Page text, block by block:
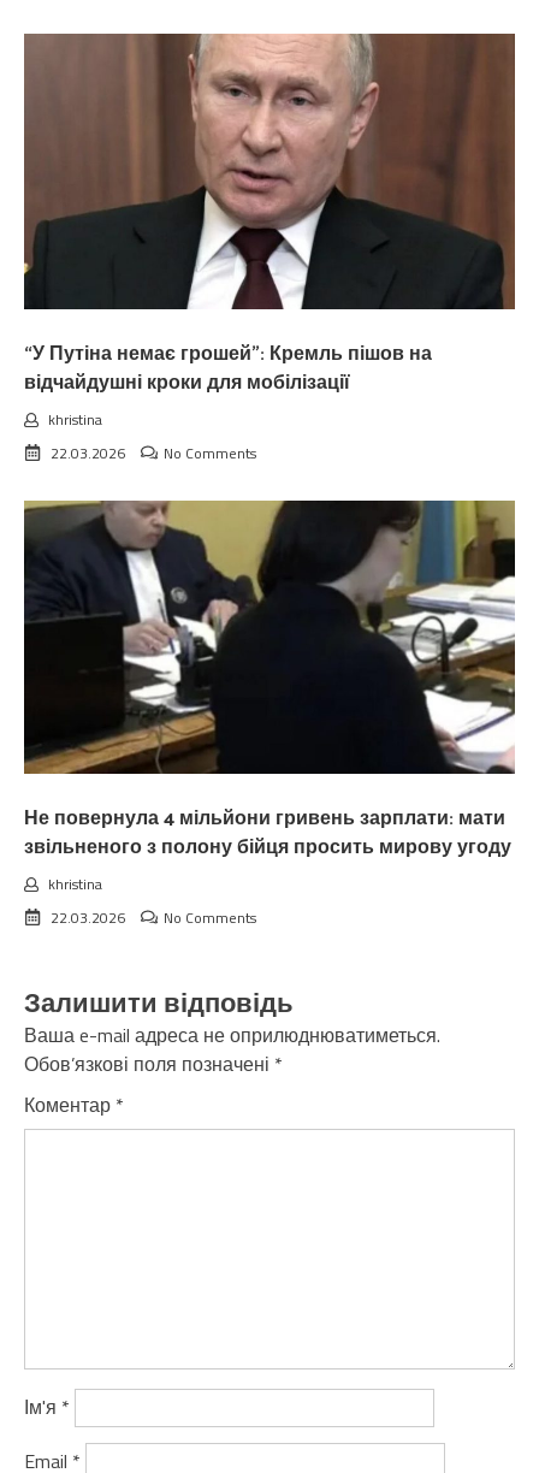
“У Путіна немає грошей”: Кремль пішов на
відчайдушні кроки для мобілізації
khristina
22.03.2026
No Comments
Не повернула 4 мільйони гривень зарплати: мати
звільненого з полону бійця просить мирову угоду
khristina
22.03.2026
No Comments
Залишити відповідь
Ваша e-mail адреса не оприлюднюватиметься.
Обов’язкові поля позначені *
Коментар *
Ім'я *
Email *